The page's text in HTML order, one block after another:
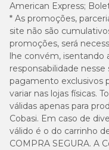
American Express;
* As promoções,
site não são
promoções, será
lhe convém, isentando
responsabilidade
pagamento exclusivos
variar nas lojas físicas.
válidas apenas para
Cobasi. Em caso de
válido é o do carrinho
COMPRA SEGURA. A